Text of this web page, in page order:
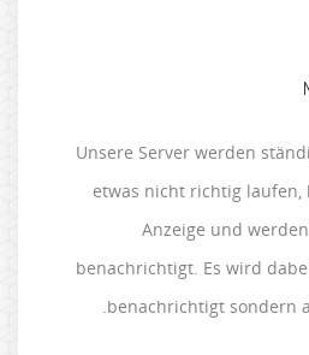
Unsere Server werden
etwas nicht richtig laufen,
Anzeige und
benachrichtigt. Es wird
benachrichtigt sondern